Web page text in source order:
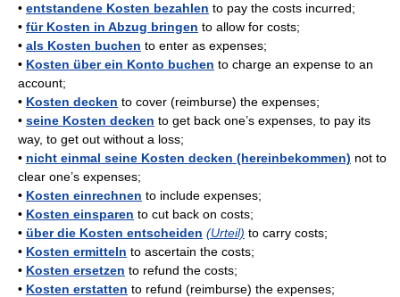
• entstandene Kosten bezahlen to pay the costs incurred;
• für Kosten in Abzug bringen to allow for costs;
• als Kosten buchen to enter as expenses;
• Kosten über ein Konto buchen to charge an expense to an
account;
• Kosten decken to cover (reimburse) the expenses;
• seine Kosten decken to get back one’s expenses, to pay its
way, to get out without a loss;
• nicht einmal seine Kosten decken (hereinbekommen) not to
clear one’s expenses;
• Kosten einrechnen to include expenses;
• Kosten einsparen to cut back on costs;
• über die Kosten entscheiden (Urteil) to carry costs;
• Kosten ermitteln to ascertain the costs;
• Kosten ersetzen to refund the costs;
• Kosten erstatten to refund (reimburse) the expenses;